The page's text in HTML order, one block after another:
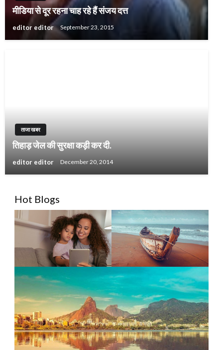
मीडिया से दूर रहना चाह रहे हैं संजय दत्त
editor editor September 23, 2015
ताजा खबर
तिहाड़ जेल की सुरक्षा कड़ी कर दी.
editor editor December 20, 2014
Hot Blogs